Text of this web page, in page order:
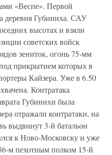
«Веспе». Первой
деревня Губиниха. САУ
высотах и взяли
советских войск
зениток, огонь 75-мм
прикрытием которых в
Кайзера. Уже в 6.50
Контратака
Губинихи была
отражали контратаки, на
выдвинут 3-й батальон
к Ново-Московску и уже
м пехотным полком 15-й